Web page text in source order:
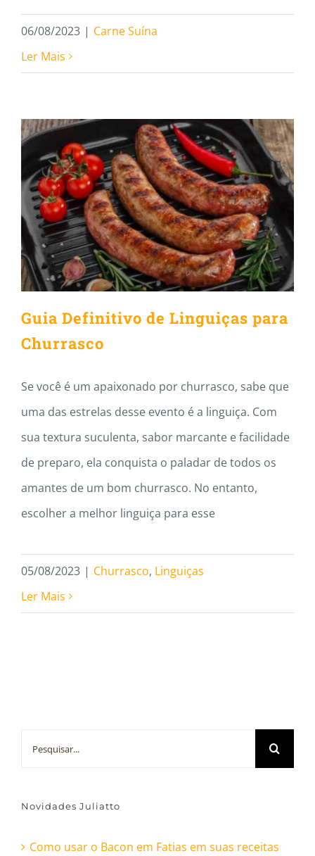
06/08/2023 | Carne Suína
Ler Mais
Guia Definitivo de Linguiças
para Churrasco
Guia Definitivo de Linguiças para
Churrasco
Se você é um apaixonado por churrasco, sabe que
uma das estrelas desse evento é a linguiça. Com
sua textura suculenta, sabor marcante e facilidade
de preparo, ela conquista o paladar de todos os
amantes de um bom churrasco. No entanto,
escolher a melhor linguiça para esse
05/08/2023 | Churrasco, Linguiças
Ler Mais
Novidades Juliatto
Como usar o Bacon em Fatias em suas receitas